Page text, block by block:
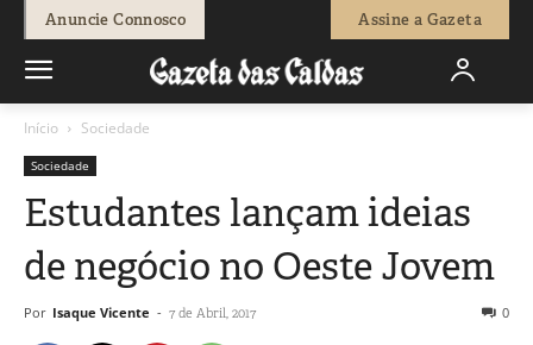
Anuncie Connosco Assine a Gazeta
Início Sociedade
Sociedade
Estudantes lançam ideias
de negócio no Oeste Jovem
Por Isaque Vicente - 7 de Abril, 2017 0